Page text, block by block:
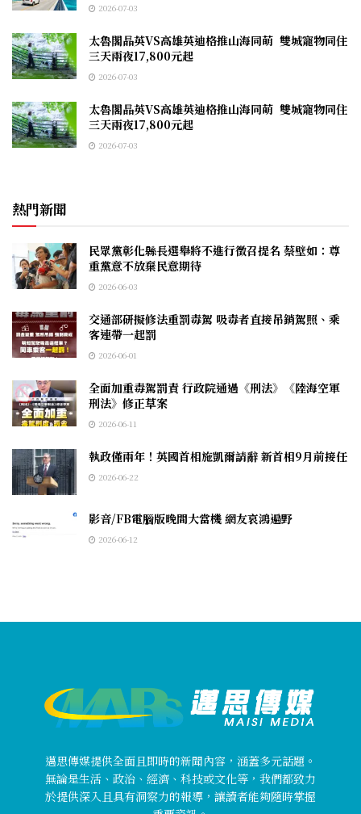
2026-07-03
太魯閣晶英VS高雄英迪格推山海同萌 雙城寵物同住
三天兩夜17,800元起
2026-07-03
太魯閣晶英VS高雄英迪格推山海同萌 雙城寵物同住
三天兩夜17,800元起
2026-07-03
熱門新聞
民眾黨彰化縣長選舉將不進行徵召提名 蔡壁如：尊
重黨意不放棄民意期待
2026-06-03
交通部研擬修法重罰毒駕 吸毒者直接吊銷駕照、乘
客連帶一起罰
2026-06-01
全面加重毒駕罰責 行政院通過《刑法》《陸海空軍
刑法》修正草案
2026-06-11
執政僅兩年！英國首相施凱爾請辭 新首相9月前接任
2026-06-22
影音/FB電腦版晚間大當機 網友哀鴻遍野
2026-06-12
邁思傳媒提供全面且即時的新聞內容，涵蓋多元話題。
無論是生活、政治、經濟、科技或文化等，我們都致力
於提供深入且具有洞察力的報導，讓讀者能夠隨時掌握